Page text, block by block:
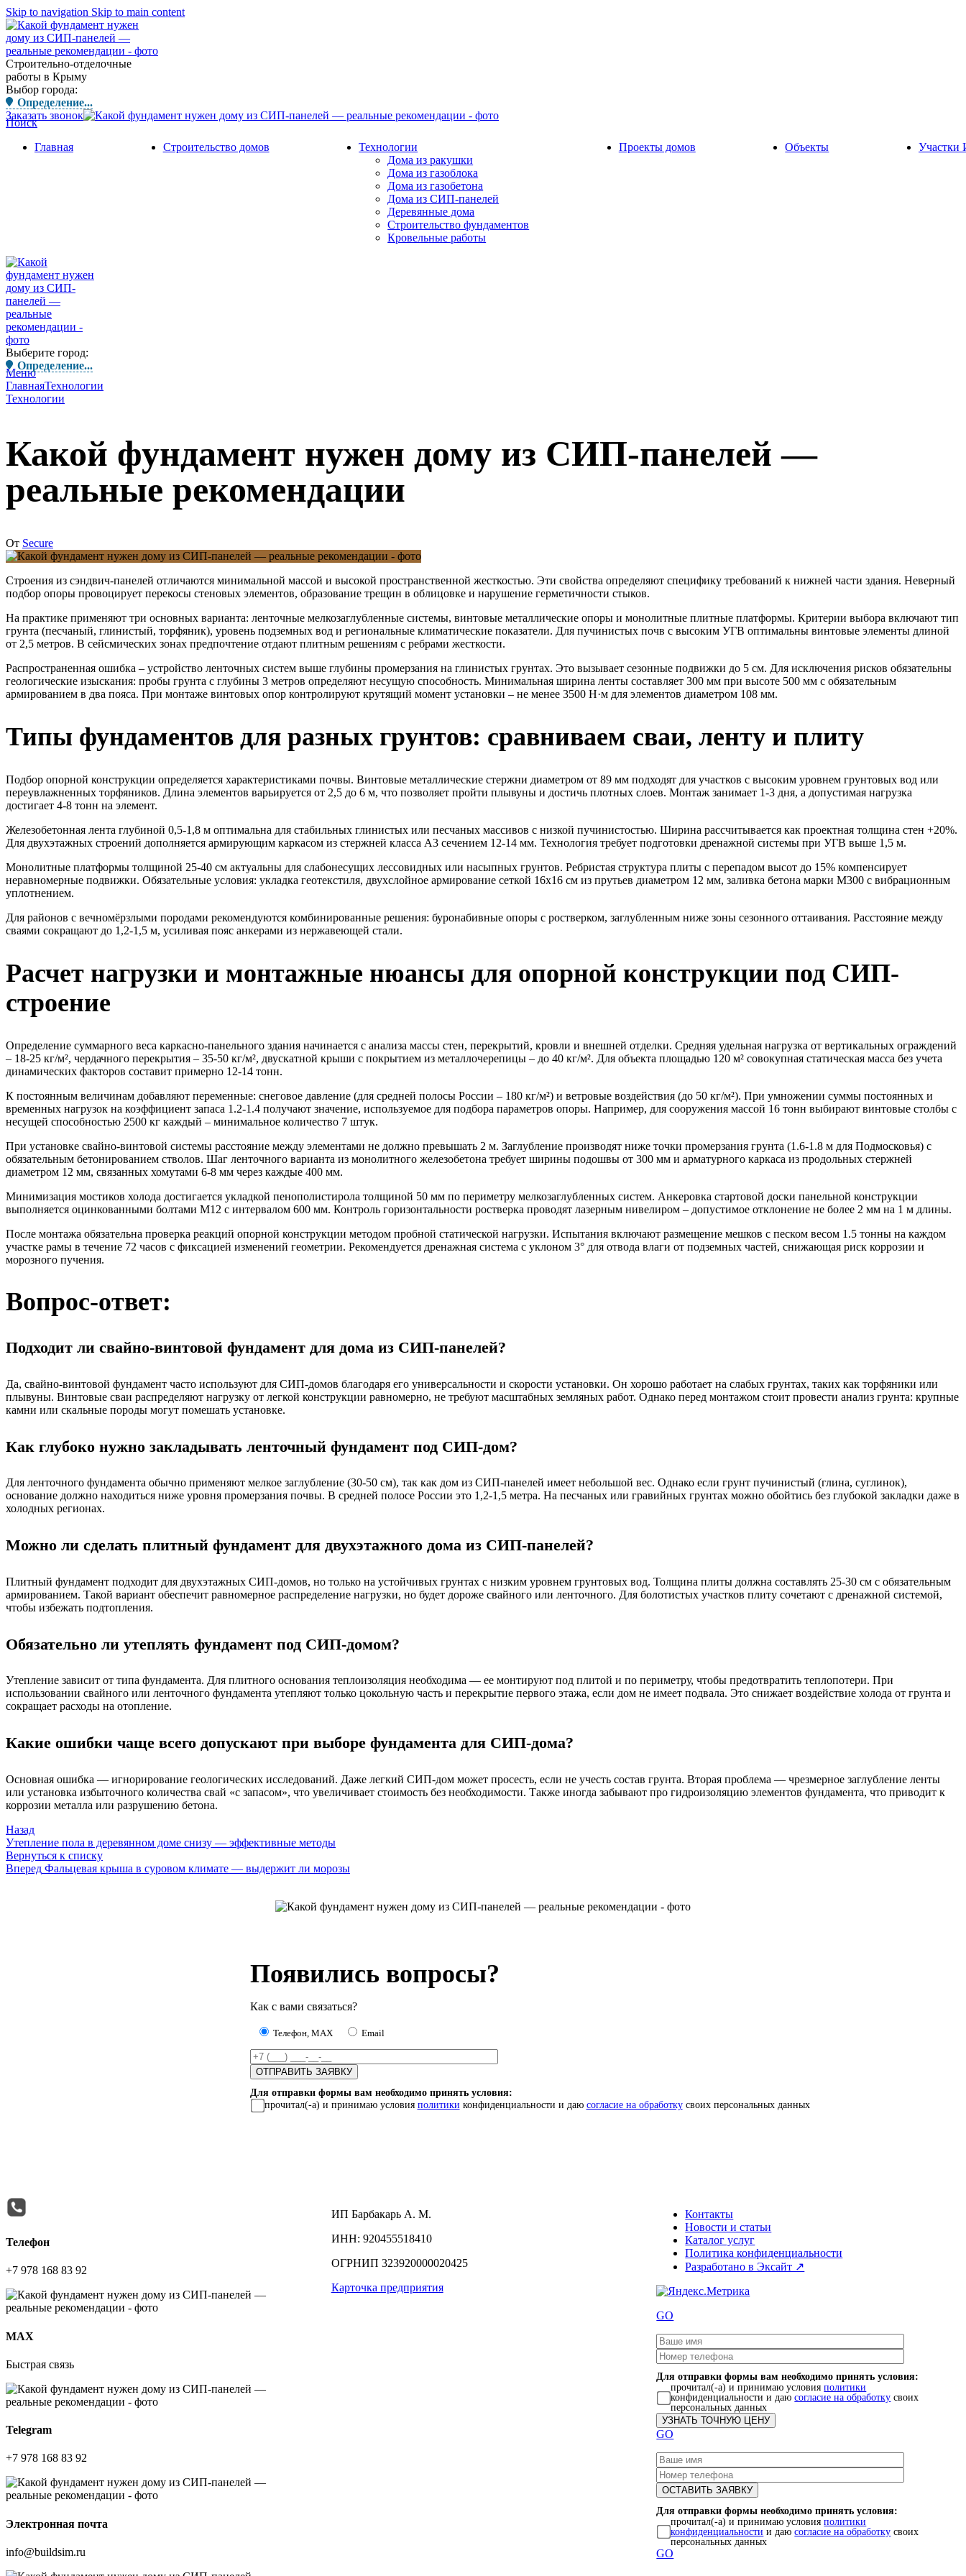
Skip to navigation Skip to main content
Строительно-отделочные
работы в Крыму
Выбор города:
Определение...
Заказать звонок
Поиск
Главная
Строительство домов
Технологии
Дома из ракушки
Дома из газоблока
Дома из газобетона
Дома из СИП-панелей
Деревянные дома
Строительство фундаментов
Кровельные работы
Проекты домов Объекты
Выберите город:
Определение...
Меню
ГлавнаяТехнологии
Технологии
Какой фундамент нужен дому из СИП-панелей —
реальные рекомендации
От Secure
Строения из сэндвич-панелей отличаются минимальной массой и высокой пространственной жесткостью. Эти свойства определяют специфику требований к нижней части здания. Неверный
подбор опоры провоцирует перекосы стеновых элементов, образование трещин в облицовке и нарушение герметичности стыков.
На практике применяют три основных варианта: ленточные мелкозаглубленные системы, винтовые металлические опоры и монолитные плитные платформы. Критерии выбора включают тип
грунта (песчаный, глинистый, торфяник), уровень подземных вод и региональные климатические показатели. Для пучинистых почв с высоким УГВ оптимальны винтовые элементы длиной
от 2,5 метров. В сейсмических зонах предпочтение отдают плитным решениям с ребрами жесткости.
Распространенная ошибка – устройство ленточных систем выше глубины промерзания на глинистых грунтах. Это вызывает сезонные подвижки до 5 см. Для исключения рисков обязательны
геологические изыскания: пробы грунта с глубины 3 метров определяют несущую способность. Минимальная ширина ленты составляет 300 мм при высоте 500 мм с обязательным
армированием в два пояса. При монтаже винтовых опор контролируют крутящий момент установки – не менее 3500 Н·м для элементов диаметром 108 мм.
Типы фундаментов для разных грунтов: сравниваем сваи, ленту и плиту
Подбор опорной конструкции определяется характеристиками почвы. Винтовые металлические стержни диаметром от 89 мм подходят для участков с высоким уровнем грунтовых вод или
переувлажненных торфяников. Длина элементов варьируется от 2,5 до 6 м, что позволяет пройти плывуны и достичь плотных слоев. Монтаж занимает 1-3 дня, а допустимая нагрузка
достигает 4-8 тонн на элемент.
Железобетонная лента глубиной 0,5-1,8 м оптимальна для стабильных глинистых или песчаных массивов с низкой пучинистостью. Ширина рассчитывается как проектная толщина стен +20%.
Для двухэтажных строений дополняется армирующим каркасом из стержней класса А3 сечением 12-14 мм. Технология требует подготовки дренажной системы при УГВ выше 1,5 м.
Монолитные платформы толщиной 25-40 см актуальны для слабонесущих лессовидных или насыпных грунтов. Ребристая структура плиты с перепадом высот до 15% компенсирует
неравномерные подвижки. Обязательные условия: укладка геотекстиля, двухслойное армирование сеткой 16х16 см из прутьев диаметром 12 мм, заливка бетона марки М300 с вибрационным
уплотнением.
Для районов с вечномёрзлыми породами рекомендуются комбинированные решения: буронабивные опоры с ростверком, заглубленным ниже зоны сезонного оттаивания. Расстояние между
сваями сокращают до 1,2-1,5 м, усиливая пояс анкерами из нержавеющей стали.
Расчет нагрузки и монтажные нюансы для опорной конструкции под СИП-
строение
Определение суммарного веса каркасно-панельного здания начинается с анализа массы стен, перекрытий, кровли и внешней отделки. Средняя удельная нагрузка от вертикальных ограждений
– 18-25 кг/м², чердачного перекрытия – 35-50 кг/м², двускатной крыши с покрытием из металлочерепицы – до 40 кг/м². Для объекта площадью 120 м² совокупная статическая масса без учета
динамических факторов составит примерно 12-14 тонн.
К постоянным величинам добавляют переменные: снеговое давление (для средней полосы России – 180 кг/м²) и ветровые воздействия (до 50 кг/м²). При умножении суммы постоянных и
временных нагрузок на коэффициент запаса 1.2-1.4 получают значение, используемое для подбора параметров опоры. Например, для сооружения массой 16 тонн выбирают винтовые столбы с
несущей способностью 2500 кг каждый – минимальное количество 7 штук.
При установке свайно-винтовой системы расстояние между элементами не должно превышать 2 м. Заглубление производят ниже точки промерзания грунта (1.6-1.8 м для Подмосковья) с
обязательным бетонированием стволов. Шаг ленточного варианта из монолитного железобетона требует ширины подошвы от 300 мм и арматурного каркаса из продольных стержней
диаметром 12 мм, связанных хомутами 6-8 мм через каждые 400 мм.
Минимизация мостиков холода достигается укладкой пенополистирола толщиной 50 мм по периметру мелкозаглубленных систем. Анкеровка стартовой доски панельной конструкции
выполняется оцинкованными болтами М12 с интервалом 600 мм. Контроль горизонтальности ростверка проводят лазерным нивелиром – допустимое отклонение не более 2 мм на 1 м длины.
После монтажа обязательна проверка реакций опорной конструкции методом пробной статической нагрузки. Испытания включают размещение мешков с песком весом 1.5 тонны на каждом
участке рамы в течение 72 часов с фиксацией изменений геометрии. Рекомендуется дренажная система с уклоном 3° для отвода влаги от подземных частей, снижающая риск коррозии и
морозного пучения.
Вопрос-ответ:
Подходит ли свайно-винтовой фундамент для дома из СИП-панелей?
Да, свайно-винтовой фундамент часто используют для СИП-домов благодаря его универсальности и скорости установки. Он хорошо работает на слабых грунтах, таких как торфяники или
плывуны. Винтовые сваи распределяют нагрузку от легкой конструкции равномерно, не требуют масштабных земляных работ. Однако перед монтажом стоит провести анализ грунта: крупные
камни или скальные породы могут помешать установке.
Как глубоко нужно закладывать ленточный фундамент под СИП-дом?
Для ленточного фундамента обычно применяют мелкое заглубление (30-50 см), так как дом из СИП-панелей имеет небольшой вес. Однако если грунт пучинистый (глина, суглинок),
основание должно находиться ниже уровня промерзания почвы. В средней полосе России это 1,2-1,5 метра. На песчаных или гравийных грунтах можно обойтись без глубокой закладки даже в
холодных регионах.
Можно ли сделать плитный фундамент для двухэтажного дома из СИП-панелей?
Плитный фундамент подходит для двухэтажных СИП-домов, но только на устойчивых грунтах с низким уровнем грунтовых вод. Толщина плиты должна составлять 25-30 см с обязательным
армированием. Такой вариант обеспечит равномерное распределение нагрузки, но будет дороже свайного или ленточного. Для болотистых участков плиту сочетают с дренажной системой,
чтобы избежать подтопления.
Обязательно ли утеплять фундамент под СИП-домом?
Утепление зависит от типа фундамента. Для плитного основания теплоизоляция необходима — ее монтируют под плитой и по периметру, чтобы предотвратить теплопотери. При
использовании свайного или ленточного фундамента утепляют только цокольную часть и перекрытие первого этажа, если дом не имеет подвала. Это снижает воздействие холода от грунта и
сокращает расходы на отопление.
Какие ошибки чаще всего допускают при выборе фундамента для СИП-дома?
Основная ошибка — игнорирование геологических исследований. Даже легкий СИП-дом может просесть, если не учесть состав грунта. Вторая проблема — чрезмерное заглубление ленты
или установка избыточного количества свай «с запасом», что увеличивает стоимость без необходимости. Также иногда забывают про гидроизоляцию элементов фундамента, что приводит к
коррозии металла или разрушению бетона.
Назад
Утепление пола в деревянном доме снизу — эффективные методы
Вернуться к списку
Вперед Фальцевая крыша в суровом климате — выдержит ли морозы
Появились вопросы?
Как с вами связаться?
Телефон, MAX Email
Для отправки формы вам необходимо принять условия:
прочитал(-а) и принимаю условия политики конфиденциальности и даю согласие на обработкусвоих персональных данных
Телефон
+7 978 168 83 92
МАХ
Быстрая связь
Telegram
+7 978 168 83 92
Электронная почта
info@buildsim.ru
ИП Барбакарь А. М.
ИНН: 920455518410
ОГРНИП 323920000020425
Карточка предприятия
Контакты
Новости и статьи
Каталог услуг
Политика конфиденциальности
Разработано в Эксайт ↗
GO
Для отправки формы вам необходимо принять условия:
прочитал(-а) и принимаю условияполитики
конфиденциальности и даюсогласие на обработку своих
персональных данных
GO
Для отправки формы необходимо принять условия:
прочитал(-а) и принимаю условияполитики
конфиденциальности и даюсогласие на обработку своих
персональных данных
GO